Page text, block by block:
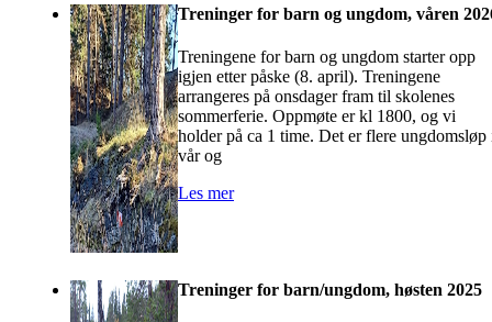
Treninger for barn og ungdom, våren
Treningene for barn og ungdom starter opp
igjen etter påske (8. april). Treningene
arrangeres på onsdager fram til skolenes
sommerferie. Oppmøte er kl 1800, og vi
holder på ca 1 time. Det er flere ungdomsløp
vår og
Les mer
Treninger for barn/ungdom, høsten 2025